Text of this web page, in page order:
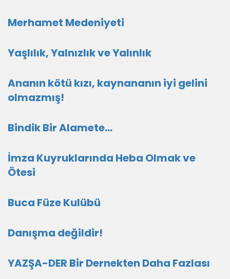
Merhamet Medeniyeti
Yaşlılık, Yalnızlık ve Yalınlık
Ananın kötü kızı, kaynananın iyi gelini
olmazmış!
Bindik Bir Alamete...
İmza Kuyruklarında Heba Olmak ve
Ötesi
Buca Füze Kulübü
Danışma değildir!
YAZŞA-DER Bir Dernekten Daha Fazlası